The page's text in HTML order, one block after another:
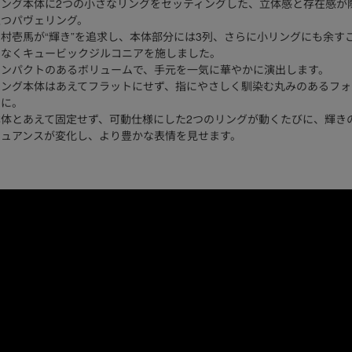
グ本体に2つの小さなリングをセッティングした、立体感と存在感が
パヴェリング。
壱馬が“輝き”を追求し、本体部分には3列、さらに小リングにも余す
くキュービックジルコニアを施しました。
パクトのあるボリュームで、手元を一気に華やかに演出します。
グ本体はあえてフラットにせず、指にやさしく馴染む丸みのあるフ
。
とあえて固定せず、可動仕様にした2つのリングが動くたびに、輝き
アンスが変化し、より豊かな表情を見せます。